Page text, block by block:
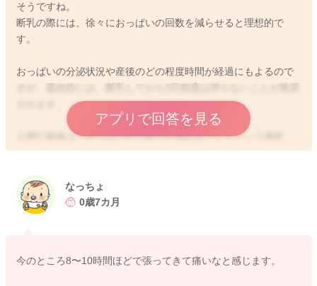
そうですね。
断乳の際には、徐々におっぱいの回数を減らせると理想的で
す。
おっぱいの分泌状況や産後のどの程度時間が経過にもよるので
すが、最終的には、断乳してから3日程度は搾らないことが推奨
人間の身体は、おっぱいから乳汁が流れ出ていくという過程
で、分泌を維持する機構が働きます。
る必要がないかなと身体が改めて認識して分泌にブレーキをか
けます。
そのブレーキが作動するのが、3日程度時間が経過したタイミン
1、3日後におっぱいをおにぎりを握るように搾りましょう。
アプリで回答を見る
なっちょ
0歳7カ月
今のところ8〜10時間ほどで張ってきて痛いなと感じます。